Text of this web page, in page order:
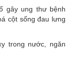
gây ung thư bệnh
cột sống đau lưng
trong nước, ngăn